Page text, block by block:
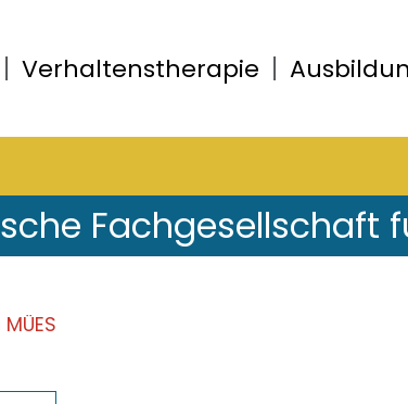
Verhaltenstherapie
Fachgesellschaft